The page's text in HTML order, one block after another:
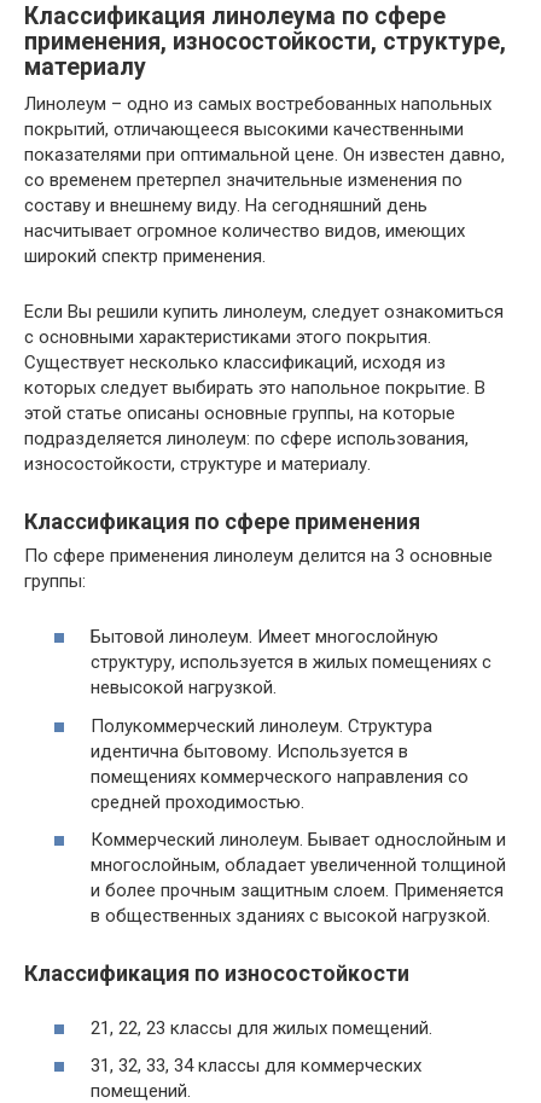
Классификация линолеума по сфере
применения, износостойкости, структуре,
материалу
Линолеум – одно из самых востребованных напольных
покрытий, отличающееся высокими качественными
показателями при оптимальной цене. Он известен давно,
со временем претерпел значительные изменения по
составу и внешнему виду. На сегодняшний день
насчитывает огромное количество видов, имеющих
широкий спектр применения.
Если Вы решили купить линолеум, следует ознакомиться
с основными характеристиками этого покрытия.
Существует несколько классификаций, исходя из
которых следует выбирать это напольное покрытие. В
этой статье описаны основные группы, на которые
подразделяется линолеум: по сфере использования,
износостойкости, структуре и материалу.
Классификация по сфере применения
По сфере применения линолеум делится на 3 основные
группы:
Бытовой линолеум. Имеет многослойную
структуру, используется в жилых помещениях с
невысокой нагрузкой.
Полукоммерческий линолеум. Структура
идентична бытовому. Используется в
помещениях коммерческого направления со
средней проходимостью.
Коммерческий линолеум. Бывает однослойным и
многослойным, обладает увеличенной толщиной
и более прочным защитным слоем. Применяется
в общественных зданиях с высокой нагрузкой.
Классификация по износостойкости
21, 22, 23 классы для жилых помещений.
31, 32, 33, 34 классы для коммерческих
помещений.